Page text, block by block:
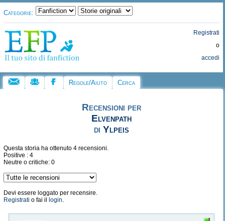
Categorie:
Registrati
o
accedi
Regole/Aiuto Cerca
Recensioni per
Elvenpath
diYlpeis
Questa storia ha ottenuto 4 recensioni.
Positive : 4
Neutre o critiche: 0
Devi essere loggato per recensire.
Registrati o fai il login.